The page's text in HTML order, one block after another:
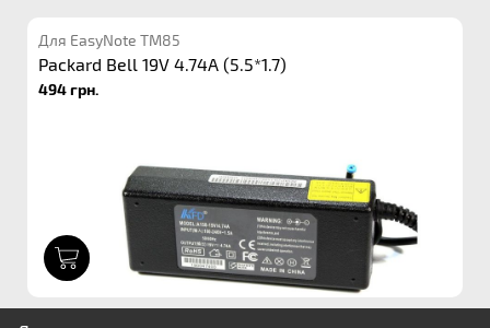
Для EasyNote TM85
Packard Bell 19V 4.74A (5.5*1.7)
494 грн.